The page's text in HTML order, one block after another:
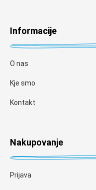
Informacije
O nas
Kje smo
Kontakt
Nakupovanje
Prijava